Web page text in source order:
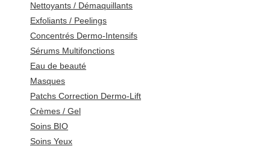
Nettoyants / Démaquillants
Exfoliants / Peelings
Concentrés Dermo-Intensifs
Sérums Multifonctions
Eau de beauté
Masques
Patchs Correction Dermo-Lift
Crèmes / Gel
Soins BIO
Soins Yeux